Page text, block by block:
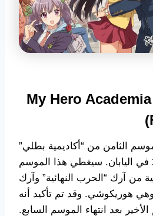
My Hero
الثامن من “أكاديمية بطلي”
في أكتوبر 2025 في اليابان. سيغطي هذا الموسم
من آرك “الحرب النهائية” وآرك
هوريكوشي. وقد تم تأكيد أنه
بعد انتهاء الموسم السابع.